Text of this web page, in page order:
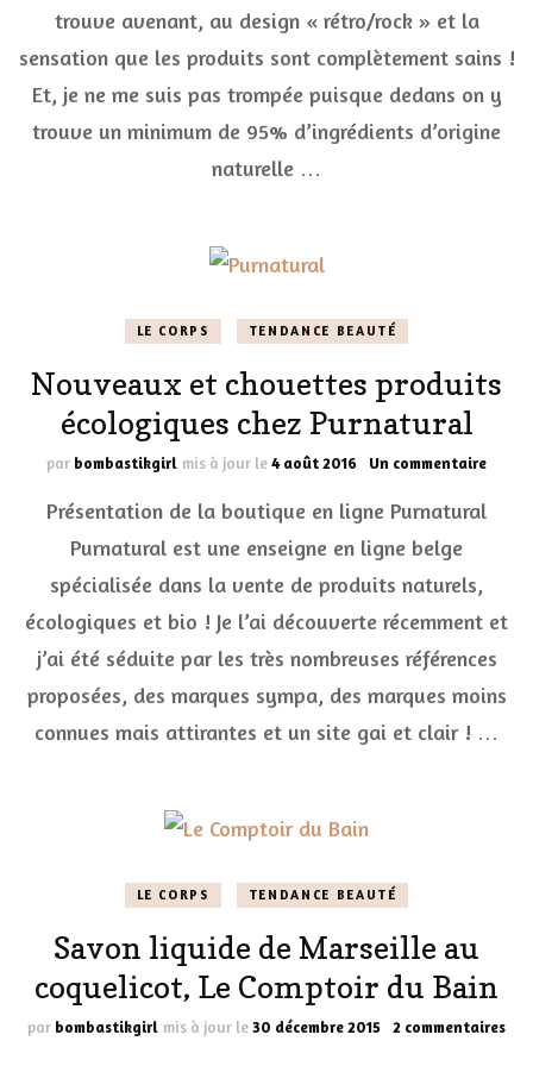
trouve avenant, au design « rétro/rock » et la
sensation que les produits sont complètement sains !
Et, je ne me suis pas trompée puisque dedans on y
trouve un minimum de 95% d’ingrédients d’origine
naturelle …
LE CORPS TENDANCE BEAUTÉ
Nouveaux et chouettes produits
écologiques chez Purnatural
par bombastikgirl mis à jour le4 août 2016 Un commentairesur
Présentation de la boutique en ligne Purnatural
Purnatural est une enseigne en ligne belge
spécialisée dans la vente de produits naturels,
écologiques et bio ! Je l’ai découverte récemment et
j’ai été séduite par les très nombreuses références
proposées, des marques sympa, des marques moins
connues mais attirantes et un site gai et clair ! …
LE CORPS TENDANCE BEAUTÉ
Savon liquide de Marseille au
coquelicot, Le Comptoir du Bain
par bombastikgirl mis à jour le30 décembre 2015 2 commentairessur